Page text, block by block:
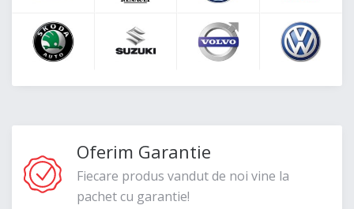
Oferim Garantie
Fiecare produs vandut de noi vine la
pachet cu garantie!